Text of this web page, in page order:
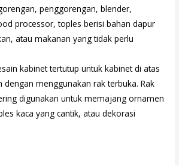
penggorengan, blender,
processor, toples berisi bahan dapur
atau makanan yang tidak perlu
kabinet tertutup untuk kabinet di atas
dengan menggunakan rak terbuka. Rak
digunakan untuk memajang ornamen
kaca yang cantik, atau dekorasi